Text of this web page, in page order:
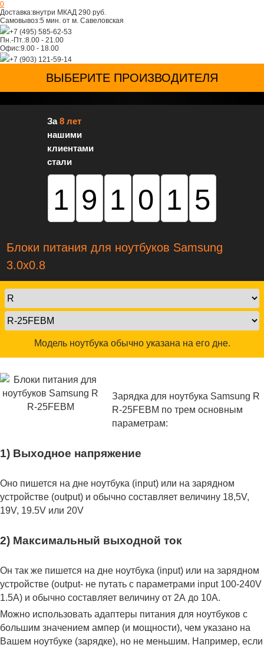
0
Доставка:внутри МКАД 290 руб.
Самовывоз:5 мин. от м. Савеловская
+7 (495) 585-62-53
Пн.-Пт.:8.00 - 21.00
Офис:9.00 - 18.00
+7 (903) 121-59-14
ВЫБЕРИТЕ ПРОИЗВОДИТЕЛЯ
За8 лет
нашими
клиентами
стали
191015
Блоки питания для ноутбуков Samsung
3.0x0.8
Модель ноутбука обычно указана на его дне.
Зарядка для ноутбука Samsung R
R-25FEBM по трем основным
параметрам:
1) Выходное напряжение
Оно пишется на дне ноутбука (input) или на зарядном
устройстве (output) и обычно составляет величину 18,5V,
19V, 19.5V или 20V
2) Максимальный выходной ток
Он так же пишется на дне ноутбука (input) или на зарядном
устройстве (output- не путать с параметрами input 100-240V
1.5A) и обычно составляет величину от 2А до 10A.
Можно использовать адаптеры питания для ноутбуков с
большим значением ампер (и мощности), чем указано на
Вашем ноутбуке (зарядке), но не меньшим. Например, если